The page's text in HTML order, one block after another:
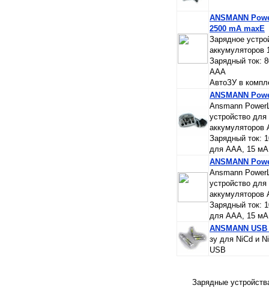
ANSMANN
2500 mA maxE
Зарядное
Зарядный ток:
AAA
АвтоЗУ в
ANSMANN
Ansmann
устройство
аккумуляторов
Зарядный ток:
для AAA, 15
ANSMANN
Ansmann
устройство
аккумуляторов
Зарядный ток:
для AAA, 15
ANSMANN
зу для NiCd и
USB
Зарядные